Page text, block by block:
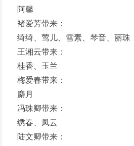
阿馨
褚爱芳带来：
绮绮、莺儿、雪素、琴音、丽珠
王湘云带来：
桂香、玉兰
梅爱春带来：
麝月
冯珠卿带来：
绣春、凤云
陆文卿带来：